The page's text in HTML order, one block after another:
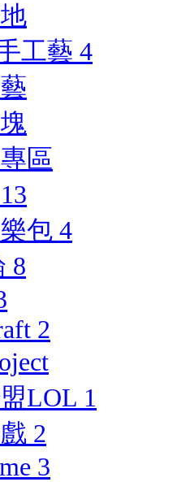
工藝 4
區
13
包 4
8
2
LOL 1
2
3